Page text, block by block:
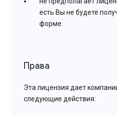
есть Вы не будете
форме.
Права
Эта лицензия дает
следующие действия: